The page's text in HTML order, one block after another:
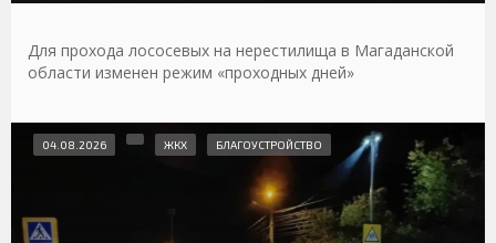
Для прохода лососевых на нерестилища в Магаданской
области изменен режим «проходных дней»
04.08.2026 ЖКХ БЛАГОУСТРОЙСТВО